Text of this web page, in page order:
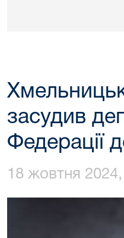
засудив
Федерації
18 жовтня